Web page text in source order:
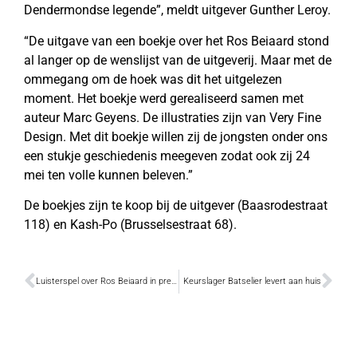
Dendermondse legende”, meldt uitgever Gunther Leroy.
“De uitgave van een boekje over het Ros Beiaard stond
al langer op de wenslijst van de uitgeverij. Maar met de
ommegang om de hoek was dit het uitgelezen
moment. Het boekje werd gerealiseerd samen met
auteur Marc Geyens. De illustraties zijn van Very Fine
Design. Met dit boekje willen zij de jongsten onder ons
een stukje geschiedenis meegeven zodat ook zij 24
mei ten volle kunnen beleven.”
De boekjes zijn te koop bij de uitgever (Baasrodestraat
118) en Kash-Po (Brusselsestraat 68).
Luisterspel over Ros Beiaard in première op 6 maart Keurslager Batselier levert aan huis